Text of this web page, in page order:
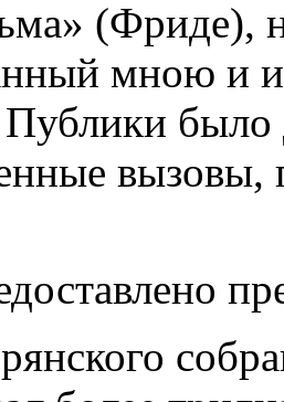
(Фриде),
мною и
Публики